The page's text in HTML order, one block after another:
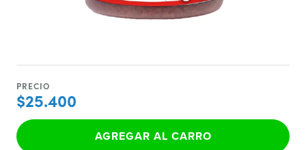
PRECIO
$25.400
AGREGAR AL CARRO